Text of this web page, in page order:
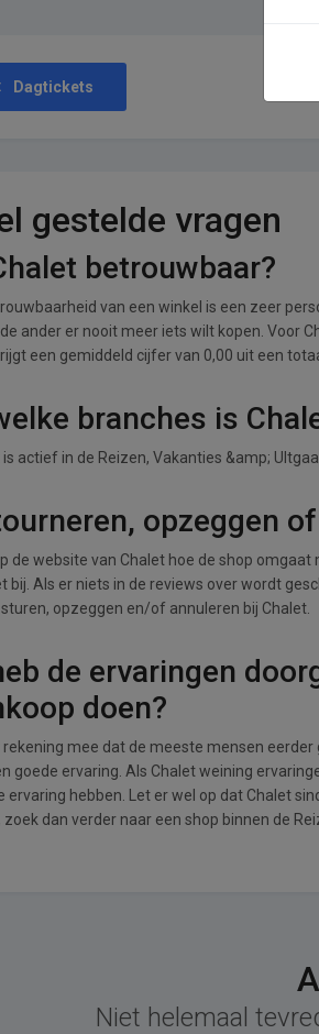
Dagtickets
gestelde vragen
betrouwbaar?
van een winkel is een zeer
ander er nooit meer iets wilt kopen. Voor
een gemiddeld cijfer van 0,00 uit een
branches is
is actief in de Reizen, Vakanties &amp;
opzeggen
de website van Chalet hoe de shop
bij. Als er niets in de reviews over wordt
opzeggen en/of annuleren bij Chalet.
de ervaringen
doen?
rekening mee dat de meeste mensen
goede ervaring. Als Chalet weining
ervaring hebben. Let er wel op dat Chalet
zoek dan verder naar een shop binnen de
Niet helemaal